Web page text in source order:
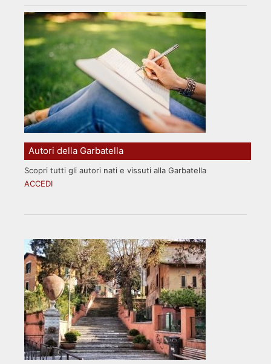
Autori della Garbatella
Scopri tutti gli autori nati e vissuti alla Garbatella
ACCEDI